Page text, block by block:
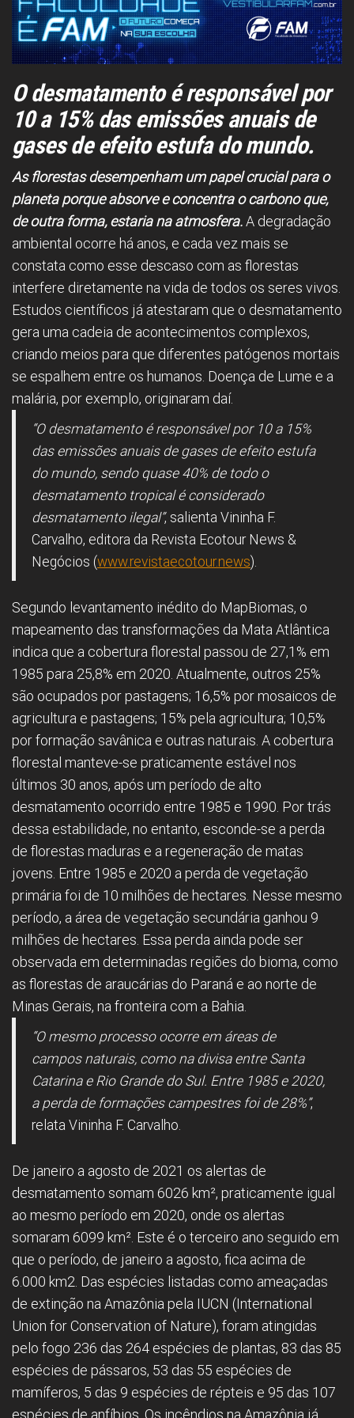
O desmatamento é responsável por
10 a 15% das emissões anuais de
gases de efeito estufa do mundo.
As florestas desempenham um papel crucial para o
planeta porque absorve e concentra o carbono que,
de outra forma, estaria na atmosfera.A degradação
ambiental ocorre há anos, e cada vez mais se
constata como esse descaso com as florestas
interfere diretamente na vida de todos os seres vivos.
Estudos científicos já atestaram que o desmatamento
gera uma cadeia de acontecimentos complexos,
criando meios para que diferentes patógenos mortais
se espalhem entre os humanos. Doença de Lume e a
malária, por exemplo, originaram daí.
“O desmatamento é responsável por 10 a 15%
das emissões anuais de gases de efeito estufa
do mundo, sendo quase 40% de todo o
desmatamento tropical é considerado
desmatamento ilegal”, salienta Vininha F.
Carvalho, editora da Revista Ecotour News &
Negócios (www.revistaecotour.news).
Segundo levantamento inédito do MapBiomas, o
mapeamento das transformações da Mata Atlântica
indica que a cobertura florestal passou de 27,1% em
1985 para 25,8% em 2020. Atualmente, outros 25%
são ocupados por pastagens; 16,5% por mosaicos de
agricultura e pastagens; 15% pela agricultura; 10,5%
por formação savânica e outras naturais. A cobertura
florestal manteve-se praticamente estável nos
últimos 30 anos, após um período de alto
desmatamento ocorrido entre 1985 e 1990. Por trás
dessa estabilidade, no entanto, esconde-se a perda
de florestas maduras e a regeneração de matas
jovens. Entre 1985 e 2020 a perda de vegetação
primária foi de 10 milhões de hectares. Nesse mesmo
período, a área de vegetação secundária ganhou 9
milhões de hectares. Essa perda ainda pode ser
observada em determinadas regiões do bioma, como
as florestas de araucárias do Paraná e ao norte de
Minas Gerais, na fronteira com a Bahia.
“O mesmo processo ocorre em áreas de
campos naturais, como na divisa entre Santa
Catarina e Rio Grande do Sul. Entre 1985 e 2020,
a perda de formações campestres foi de 28%”,
relata Vininha F. Carvalho.
De janeiro a agosto de 2021 os alertas de
desmatamento somam 6026 km², praticamente igual
ao mesmo período em 2020, onde os alertas
somaram 6099 km². Este é o terceiro ano seguido em
que o período, de janeiro a agosto, fica acima de
6.000 km2. Das espécies listadas como ameaçadas
de extinção na Amazônia pela IUCN (International
Union for Conservation of Nature), foram atingidas
pelo fogo 236 das 264 espécies de plantas, 83 das 85
espécies de pássaros, 53 das 55 espécies de
mamíferos, 5 das 9 espécies de répteis e 95 das 107